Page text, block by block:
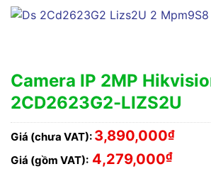
Camera IP 2MP
2CD2623G2-LIZS2U
Giá (chưa VAT): 3,890,000₫
Giá (gồm VAT): 4,279,000₫